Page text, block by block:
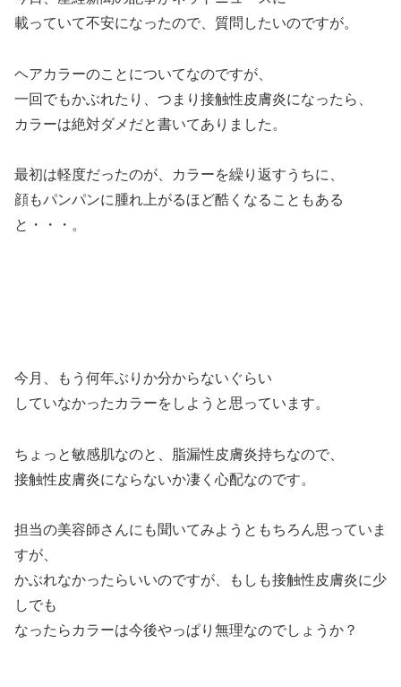
載っていて不安になったので、質問したいのですが。
ヘアカラーのことについてなのですが、
一回でもかぶれたり、つまり接触性皮膚炎になったら、
カラーは絶対ダメだと書いてありました。
最初は軽度だったのが、カラーを繰り返すうちに、
顔もパンパンに腫れ上がるほど酷くなることもある
と・・・。
今月、もう何年ぶりか分からないぐらい
していなかったカラーをしようと思っています。
ちょっと敏感肌なのと、脂漏性皮膚炎持ちなので、
接触性皮膚炎にならないか凄く心配なのです。
担当の美容師さんにも聞いてみようともちろん思っていま
すが、
かぶれなかったらいいのですが、もしも接触性皮膚炎に少
しでも
なったらカラーは今後やっぱり無理なのでしょうか？